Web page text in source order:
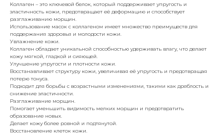
Коллаген – это ключевой белок, который поддерживает упругость и
эластичность кожи, предотвращает её деформацию и способствует
разглаживанию морщин.
Использование масок с коллагеном имеет множество преимуществ для
поддержания здоровья и молодости кожи.
Увлажнение кожи.
Коллаген обладает уникальной способностью удерживать влагу, что делает
кожу мягкой, гладкой и сияющей.
Улучшение упругости и плотности кожи.
Восстанавливает структуру кожи, увеличивая её упругость и предотвращая
потерю тонуса.
Подходит для борьбы с возрастными изменениями, такими как дряблость и
снижение эластичности.
Разглаживание морщин.
Помогает уменьшить видимость мелких морщин и предотвратить
образование новых.
Делает кожу более ровной и подтянутой.
Восстановление клеток кожи.